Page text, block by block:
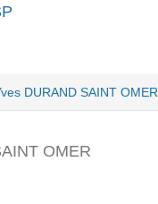
DURAND SAINT OMER
OMER